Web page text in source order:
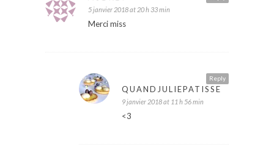
5 janvier 2018 at 20 h 33 min
Merci miss
Reply
QUANDJULIEPATISSE
9 janvier 2018 at 11 h 56 min
<3